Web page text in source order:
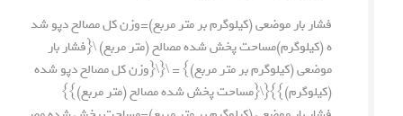
فشار بار موضعی (کیلوگرم بر متر مربع)=وزن کل مصالح دپو شد
ه (کیلوگرم)مساحت پخش شده مصالح (متر مربع) \{فشار بار
موضعی (کیلوگرم بر متر مربع)} = \{\{وزن کل مصالح دپو شده
(کیلوگرم)}}{\{مساحت پخش شده مصالح (متر مربع)}}